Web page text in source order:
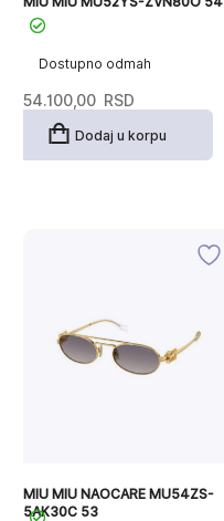
Dostupno odmah
54.100,00 RSD
Dodaj u korpu
MIU MIU NAOCARE MU54ZS-
5AK30C 53